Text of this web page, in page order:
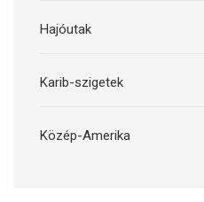
Hajóutak
Karib-szigetek
Közép-Amerika